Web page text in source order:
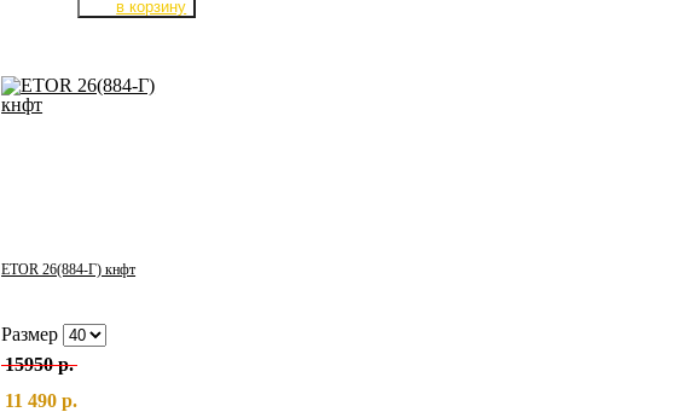
ETOR 26(884-Г) кнфт
Размер
15950 р.
11 490 р.